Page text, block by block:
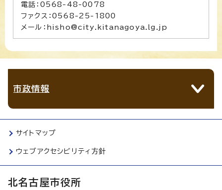
電話：0568-48-0078
ファクス：0568-25-1800
メール：hisho@city.kitanagoya.lg.jp
市政情報
サイトマップ
ウェブアクセシビリティ方針
北名古屋市役所